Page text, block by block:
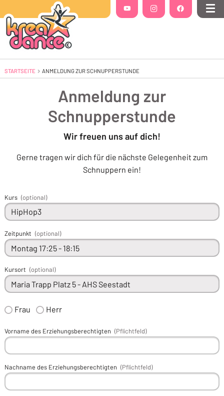
YouTube(Öffnet in einem neuen Tab oder
Instagram(Öffnet in einem neuen
Facebook(Öffnet in
STARTSEITE AKTUELL: ANMELDUNG ZUR SCHNUPPERSTUNDE
ANMELDUNG ZUR SCHNUPPERSTUNDE
Anmeldung zur
Schnupperstunde
Wir freuen uns auf dich!
Gerne tragen wir dich für die nächste Gelegenheit zum
Schnuppern ein!
Kurs (optional)
Zeitpunkt (optional)
Kursort (optional)
Frau Herr
Vorname des Erziehungsberechtigten (Pflichtfeld)
Nachname des Erziehungsberechtigten (Pflichtfeld)